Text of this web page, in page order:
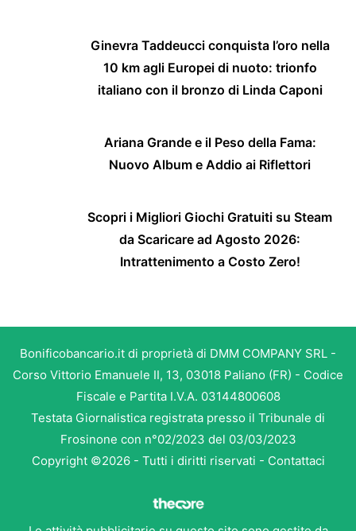
Ginevra Taddeucci conquista l’oro nella
10 km agli Europei di nuoto: trionfo
italiano con il bronzo di Linda Caponi
Ariana Grande e il Peso della Fama:
Nuovo Album e Addio ai Riflettori
Scopri i Migliori Giochi Gratuiti su Steam
da Scaricare ad Agosto 2026:
Intrattenimento a Costo Zero!
Bonificobancario.it di proprietà di DMM COMPANY SRL -
Corso Vittorio Emanuele II, 13, 03018 Paliano (FR) - Codice
Fiscale e Partita I.V.A. 03144800608
Testata Giornalistica registrata presso il Tribunale di
Frosinone con n°02/2023 del 03/03/2023
Copyright ©2026 - Tutti i diritti riservati - Contattaci